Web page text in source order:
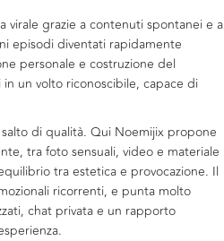
virale grazie a contenuti spontanei e a
episodi diventati rapidamente
personale e costruzione del
un volto riconoscibile, capace di
di qualità. Qui Noemijix propone
tra foto sensuali, video e materiale
tra estetica e provocazione. Il
ricorrenti, e punta molto
chat privata e un rapporto